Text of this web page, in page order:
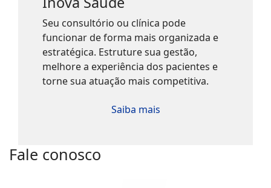
Seu consultório ou clínica pode
funcionar de forma mais organizada e
estratégica. Estruture sua gestão,
melhore a experiência dos pacientes e
torne sua atuação mais competitiva.
Saiba mais
Fale conosco